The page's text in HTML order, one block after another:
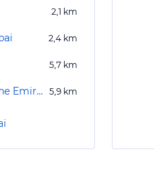
2,1 km
2,4 km
5,7 km
Supermarkt Carrefour (Mall of the Emirates) 5,9 km